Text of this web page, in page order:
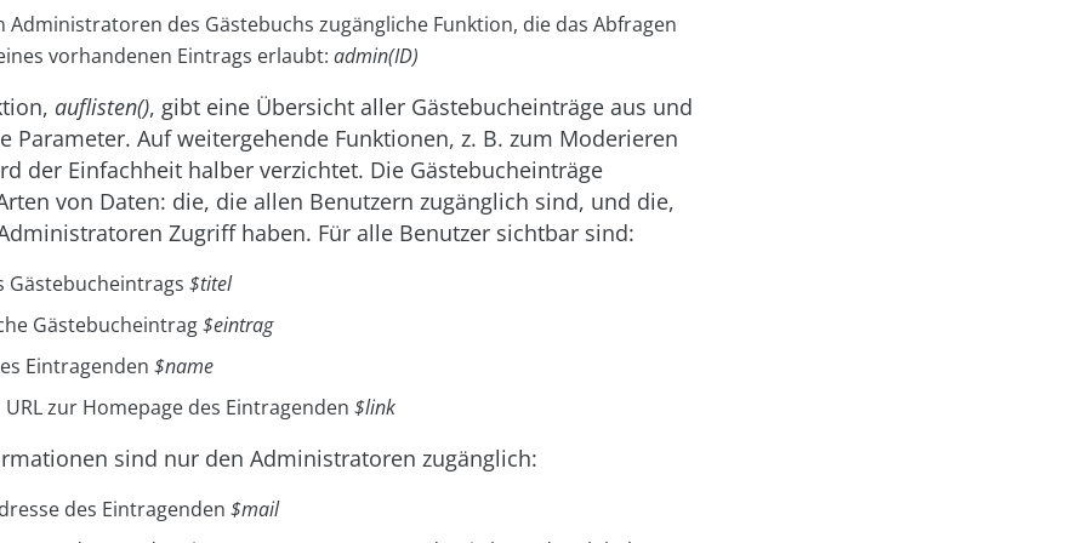
Administratoren des Gästebuchs zugängliche Funktion, die das Abfragen
vorhandenen Eintrags erlaubt: admin(ID)
auflisten(), gibt eine Übersicht aller Gästebucheinträge aus und
Parameter. Auf weitergehende Funktionen, z. B. zum Moderieren
der Einfachheit halber verzichtet. Die Gästebucheinträge
von Daten: die, die allen Benutzern zugänglich sind, und die,
Zugriff haben. Für alle Benutzer sichtbar sind:
Gästebucheintrags $titel
Gästebucheintrag$eintrag
Eintragenden $name
zur Homepage des Eintragenden $link
sind nur den Administratoren zugänglich:
des Eintragenden $mail